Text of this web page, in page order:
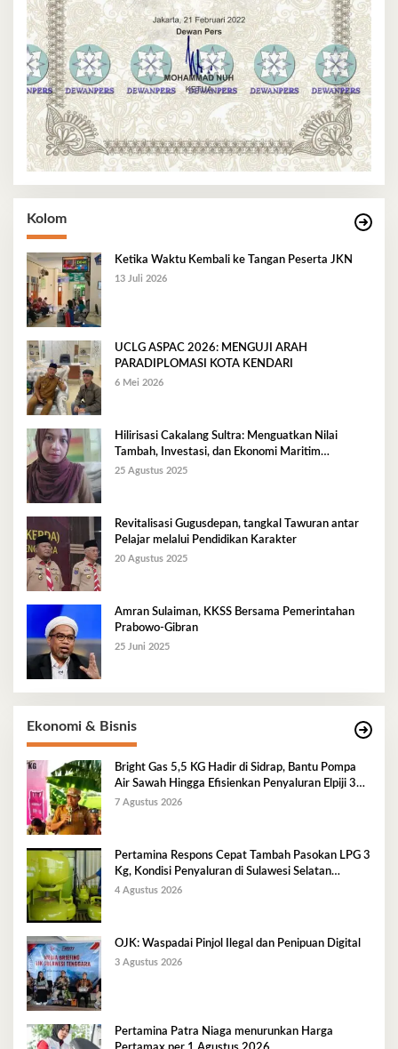
Kolom
Ketika Waktu Kembali ke Tangan Peserta JKN
13 Juli 2026
UCLG ASPAC 2026: MENGUJI ARAH
PARADIPLOMASI KOTA KENDARI
6 Mei 2026
Hilirisasi Cakalang Sultra: Menguatkan Nilai
Tambah, Investasi, dan Ekonomi Maritim
Berkelanjutan
25 Agustus 2025
Revitalisasi Gugusdepan, tangkal Tawuran antar
Pelajar melalui Pendidikan Karakter
20 Agustus 2025
Amran Sulaiman, KKSS Bersama Pemerintahan
Prabowo-Gibran
25 Juni 2025
Ekonomi & Bisnis
Bright Gas 5,5 KG Hadir di Sidrap, Bantu Pompa
Air Sawah Hingga Efisienkan Penyaluran Elpiji 3
Kg
7 Agustus 2026
Pertamina Respons Cepat Tambah Pasokan LPG 3
Kg, Kondisi Penyaluran di Sulawesi Selatan
Berlangsung Kondusif
4 Agustus 2026
OJK: Waspadai Pinjol Ilegal dan Penipuan Digital
3 Agustus 2026
Pertamina Patra Niaga menurunkan Harga